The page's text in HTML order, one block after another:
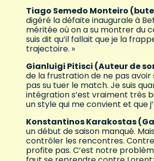
Tiago Semedo Monteiro
digéré la défaite inaugurale à
méritée où on a su montrer du
suis dit qu’il fallait que je la
trajectoire. »
Gianluigi Pitisci (Auteur de
de la frustration de ne pas avoir
pas su tuer le match. Je suis
intégration s’est vraiment très
un style qui me convient et que
Konstantinos Karakostas
un début de saison manqué.
contrôler les rencontres. Contre
profite pas. C’est notre